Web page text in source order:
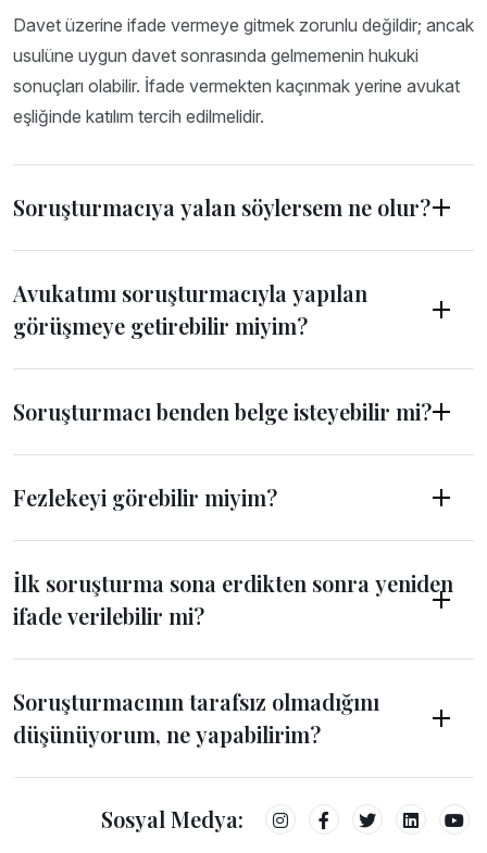
Davet üzerine ifade vermeye gitmek zorunlu değildir; ancak
usulüne uygun davet sonrasında gelmemenin hukuki
sonuçları olabilir. İfade vermekten kaçınmak yerine avukat
eşliğinde katılım tercih edilmelidir.
Soruşturmacıya yalan söylersem ne olur?
Avukatımı soruşturmacıyla yapılan
görüşmeye getirebilir miyim?
Soruşturmacı benden belge isteyebilir mi?
Fezlekeyi görebilir miyim?
İlk soruşturma sona erdikten sonra yeniden
ifade verilebilir mi?
Soruşturmacının tarafsız olmadığını
düşünüyorum, ne yapabilirim?
Sosyal Medya: